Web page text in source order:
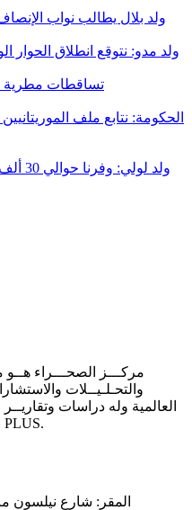
ولد بلال يطالب نواب
ولد مدو: نتوقع انطلاق الحوار
تساقطات مطرية
الحكومة: نتابع ملف
ولد لولي: وفرنا حوالي 30 ألف فرصة عمل خلال العامين الأخيرين
مركـــز الصحـــراء هــو
والتحـلـيــلات
العالمية وله دراسات
له موقــع الصحراء ومنصة الصحراء PLUS.